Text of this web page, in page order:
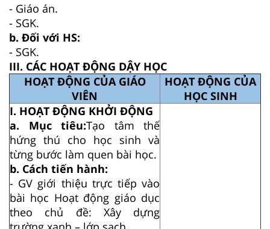
- Giáo án.
- SGK.
b. Đối với HS:
- SGK.
III. CÁC HOẠT ĐỘNG DẬY HỌC
HOẠT ĐỘNG CỦA GIÁO
VIÊN
HOẠT ĐỘNG CỦA
HỌC SINH
I. HOẠT ĐỘNG KHỞI ĐỘNG
a. Mục tiêu:Tạo tâm thế
hứng thú cho học sinh và
từng bước làm quen bài học.
b. Cách tiến hành:
- GV giới thiệu trực tiếp vào
bài học Hoạt động giáo dục
theo chủ đề: Xây dựng